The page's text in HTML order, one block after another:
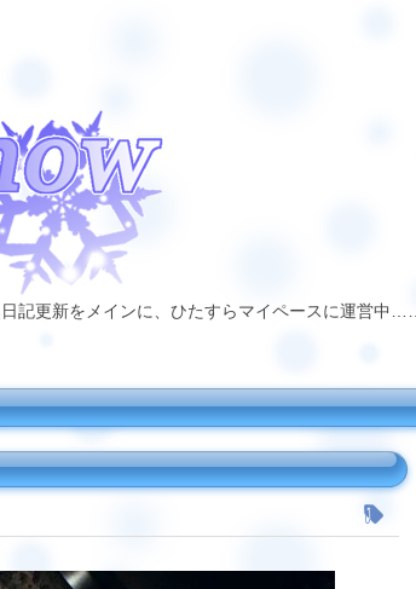
記更新をメインに、ひたすらマイペースに運営中……